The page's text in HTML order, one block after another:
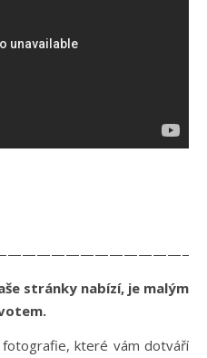
stránky nabízí, je malým
které vám dotváří